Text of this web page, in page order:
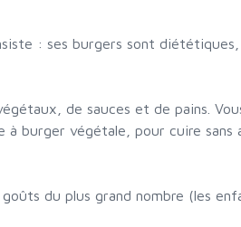
: ses burgers sont
de sauces et de pains.
burger végétale, pour cuire sans
du plus grand nombre (les